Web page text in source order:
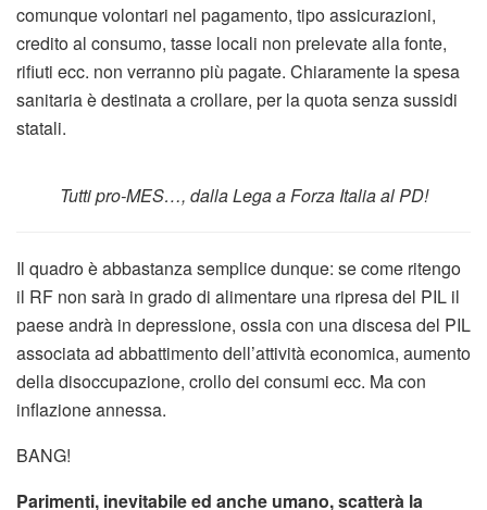
comunque volontari nel pagamento, tipo assicurazioni,
credito al consumo, tasse locali non prelevate alla fonte,
rifiuti ecc. non verranno più pagate. Chiaramente la spesa
sanitaria è destinata a crollare, per la quota senza sussidi
statali.
Tutti pro-MES…, dalla Lega a Forza Italia al PD!
Il quadro è abbastanza semplice dunque: se come ritengo
il RF non sarà in grado di alimentare una ripresa del PIL il
paese andrà in depressione, ossia con una discesa del PIL
associata ad abbattimento dell’attività economica, aumento
della disoccupazione, crollo dei consumi ecc. Ma con
inflazione annessa.
BANG!
Parimenti, inevitabile ed anche umano, scatterà la